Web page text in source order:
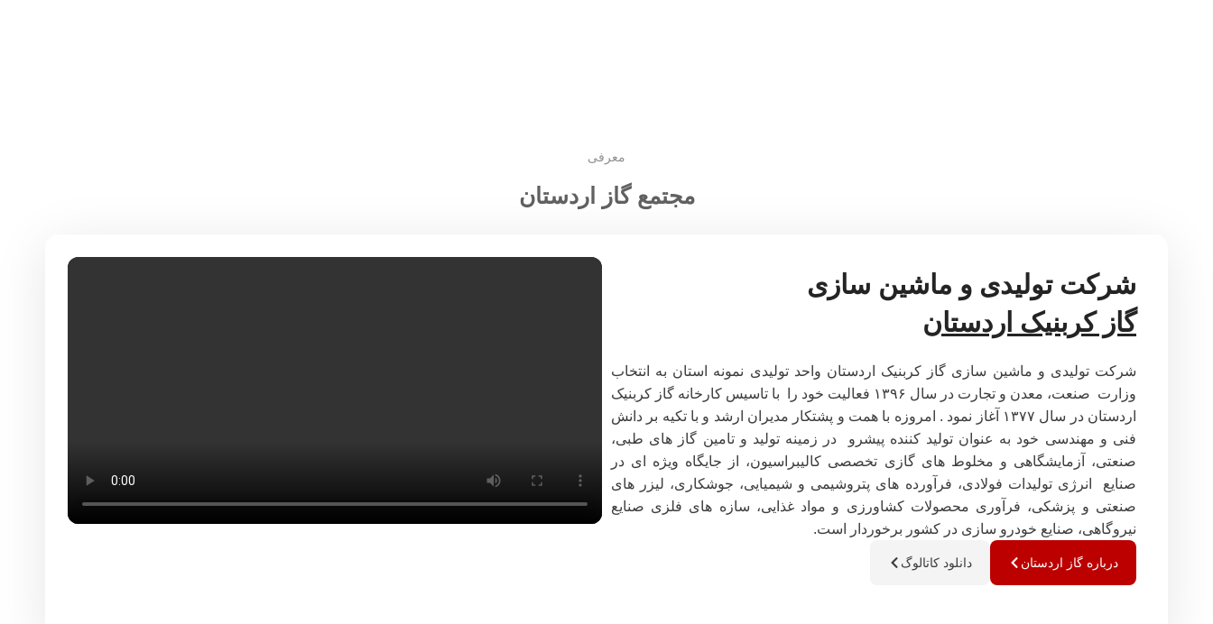
معرفی
مجتمع گاز اردستان
شرکت تولیدی و ماشین سازی
گاز کربنیک اردستان
شرکت تولیدی و ماشین سازی گاز کربنیک اردستان واحد تولیدی نمونه استان به انتخاب
وزارت صنعت، معدن و تجارت در سال ۱۳۹۶ فعالیت خود را با تاسیس کارخانه گاز کربنیک
اردستان در سال ۱۳۷۷ آغاز نمود . امروزه با همت و پشتکار مدیران ارشد و با تکیه بر دانش
فنی و مهندسی خود به عنوان تولید کننده پیشرو در زمینه تولید و تامین گاز های طبی،
صنعتی، آزمایشگاهی و مخلوط های گازی تخصصی کالیبراسیون، از جایگاه ویژه ای در
صنایع انرژی تولیدات فولادی، فرآورده های پتروشیمی و شیمیایی، جوشکاری، لیزر های
صنعتی و پزشکی، فرآوری محصولات کشاورزی و مواد غذایی، سازه های فلزی صنایع
نیروگاهی، صنایع خودرو سازی در کشور برخوردار است.
درباره گاز اردستان دانلود کاتالوگ